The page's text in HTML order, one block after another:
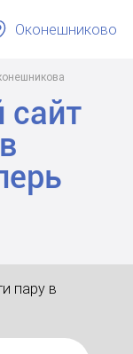
Оконешниково
пару в